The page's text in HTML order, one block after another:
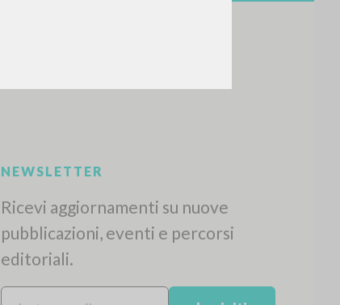
NEWSLETTER
Ricevi aggiornamenti su nuove